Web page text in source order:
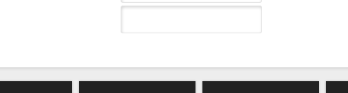
Приключения
Спорт
Триллеры
Документальные
Драма
Триллеры
Фантастические
Фэнтези
Семейные
Комедийные
Мюзиклы
Фантастические
Развивающие
Драма
Криминал
Мелодрама